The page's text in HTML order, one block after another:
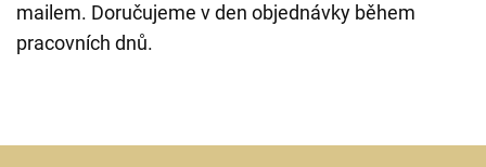
mailem. Doručujeme v den objednávky během
pracovních dnů.